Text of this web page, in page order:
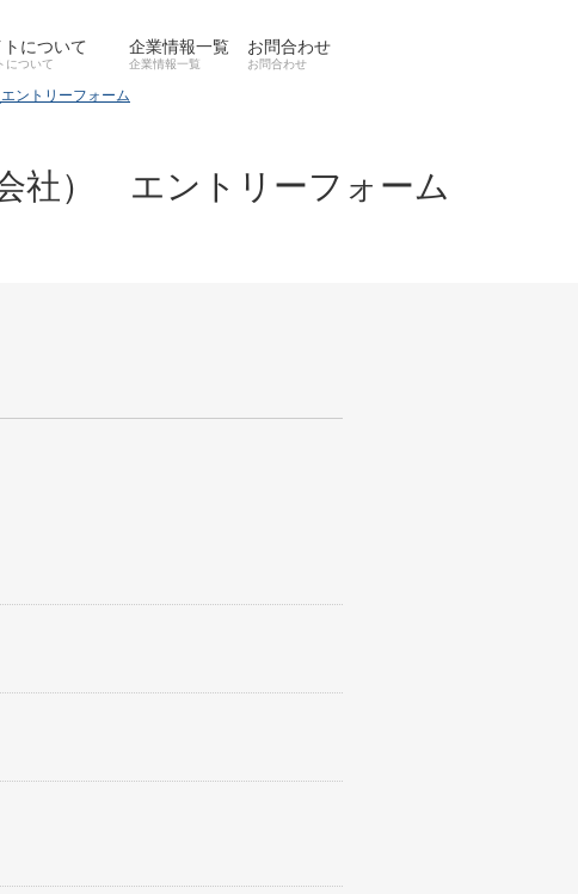
について 企業情報一覧 お問合わせ
ントリーフォーム
社） エントリーフォーム